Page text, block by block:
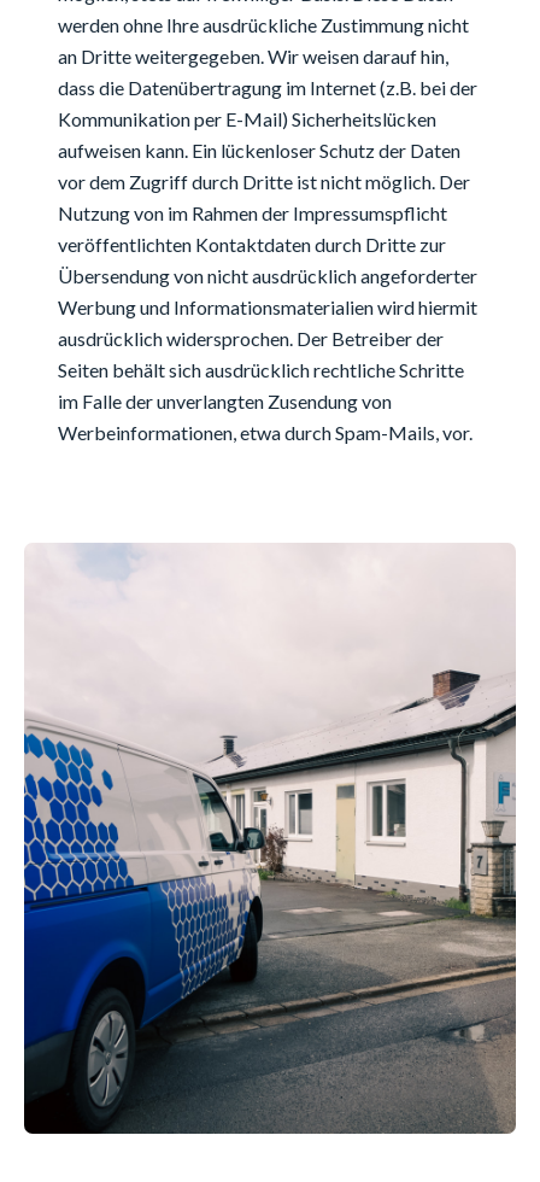
werden ohne Ihre ausdrückliche Zustimmung nicht
an Dritte weitergegeben. Wir weisen darauf hin,
dass die Datenübertragung im Internet (z.B. bei der
Kommunikation per E-Mail) Sicherheitslücken
aufweisen kann. Ein lückenloser Schutz der Daten
vor dem Zugriff durch Dritte ist nicht möglich. Der
Nutzung von im Rahmen der Impressumspflicht
veröffentlichten Kontaktdaten durch Dritte zur
Übersendung von nicht ausdrücklich angeforderter
Werbung und Informationsmaterialien wird hiermit
ausdrücklich widersprochen. Der Betreiber der
Seiten behält sich ausdrücklich rechtliche Schritte
im Falle der unverlangten Zusendung von
Werbeinformationen, etwa durch Spam-Mails, vor.